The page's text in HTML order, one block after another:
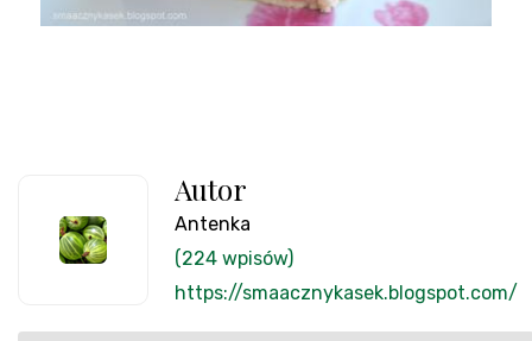
Autor
Antenka
(224 wpisów)
https://smaacznykasek.blogspot.com/